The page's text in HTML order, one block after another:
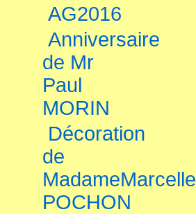
AG2016
Anniversaire
de Mr
Paul
MORIN
Décoration
de
MadameMarcelle
POCHON